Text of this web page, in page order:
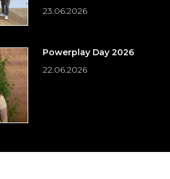
23.06.2026
Powerplay Day 2026
22.06.2026